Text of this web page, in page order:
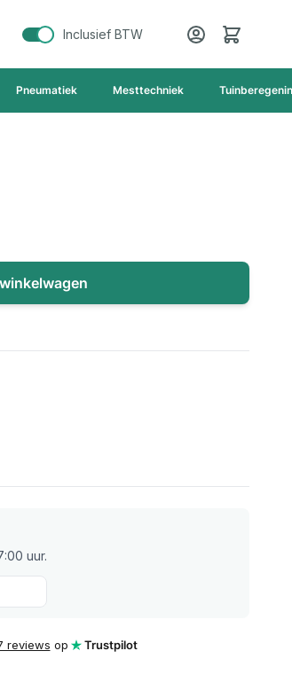
Inclusief BTW Cart
Pneumatiek Mesttechniek
uur.
reviews op Trustpilot